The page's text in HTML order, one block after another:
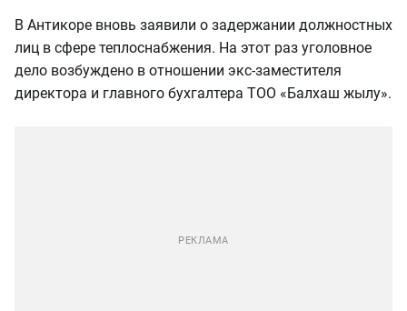
В Антикоре вновь заявили о задержании должностных
лиц в сфере теплоснабжения. На этот раз уголовное
дело возбуждено в отношении экс-заместителя
директора и главного бухгалтера ТОО «Балхаш жылу».